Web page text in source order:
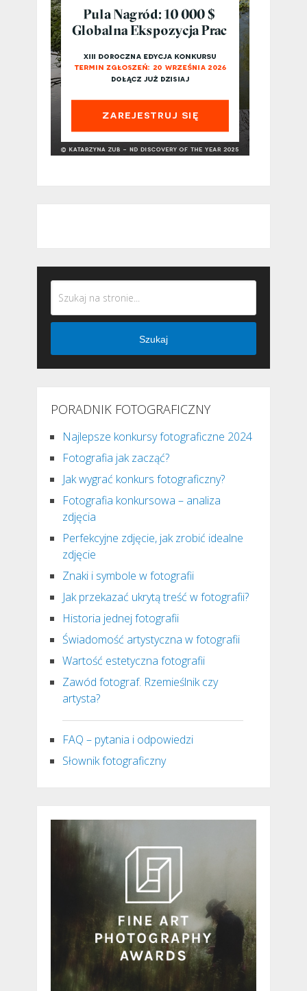
Szukaj
PORADNIK FOTOGRAFICZNY
Najlepsze konkursy fotograficzne 2024
Fotografia jak zacząć?
Jak wygrać konkurs fotograficzny?
Fotografia konkursowa – analiza
zdjęcia
Perfekcyjne zdjęcie, jak zrobić idealne
zdjęcie
Znaki i symbole w fotografii
Jak przekazać ukrytą treść w fotografii?
Historia jednej fotografii
Świadomość artystyczna w fotografii
Wartość estetyczna fotografii
Zawód fotograf. Rzemieślnik czy
artysta?
FAQ – pytania i odpowiedzi
Słownik fotograficzny